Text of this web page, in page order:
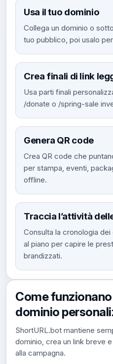
Usa il tuo dominio
Collega un dominio o
tuo pubblico, poi usalo
Crea finali di link
Usa parti finali
/donate o /spring-sale
Genera QR code
Crea QR code che
per stampa, eventi,
offline.
Traccia l’attività
Consulta la cronologia
al piano per capire le
brandizzati.
Come
dominio
ShortURL.bot mantiene
dominio, crea un link breve
alla campagna.